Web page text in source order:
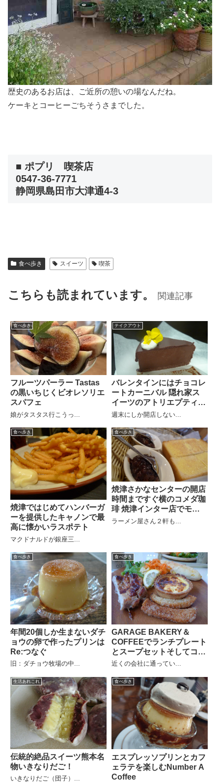
歴史のあるお店は、ご近所の憩いの場なんだね。
ケーキとコーヒーごちそうさまでした。
■ ポプリ 喫茶店
0547-36-7771
静岡県島田市大津通4-3
食べ歩き スイーツ 喫茶
こちらも読まれています。 関連記事
食べ歩き
フルーツパーラー Tastas
の黒いちじくビオレソリエ
スパフェ
娘がタスタス行こうっ...
テイクアウト
バレンタインにはチョコレ
ートカーニバル 隠れ家ス
イーツのアトリエプティカ
ラン
週末にしか開店しない...
食べ歩き
焼津ではじめてハンバーガ
ーを提供したキャノンで最
高に懐かいラスポテト
マクドナルドが銀座三...
食べ歩き
焼津さかなセンターの開店
時間まですぐ横のコメダ珈
琲 焼津インター店でモー
ニング！
ラーメン屋さん２軒も...
食べ歩き
年間20個しか生まないダチ
ョウの卵で作ったプリンは
Re:つなぐ
旧：ダチョウ牧場の中...
食べ歩き
GARAGE BAKERY＆
COFFEEでランチプレート
とスープセットそしてコー
ヒー
近くの会社に通ってい...
生活あれこれ
伝統的絶品スイーツ熊本名
物いきなりだご！
いきなりだご（団子）...
食べ歩き
エスプレッソプリンとカフ
ェラテを楽しむNumber A
Coffee